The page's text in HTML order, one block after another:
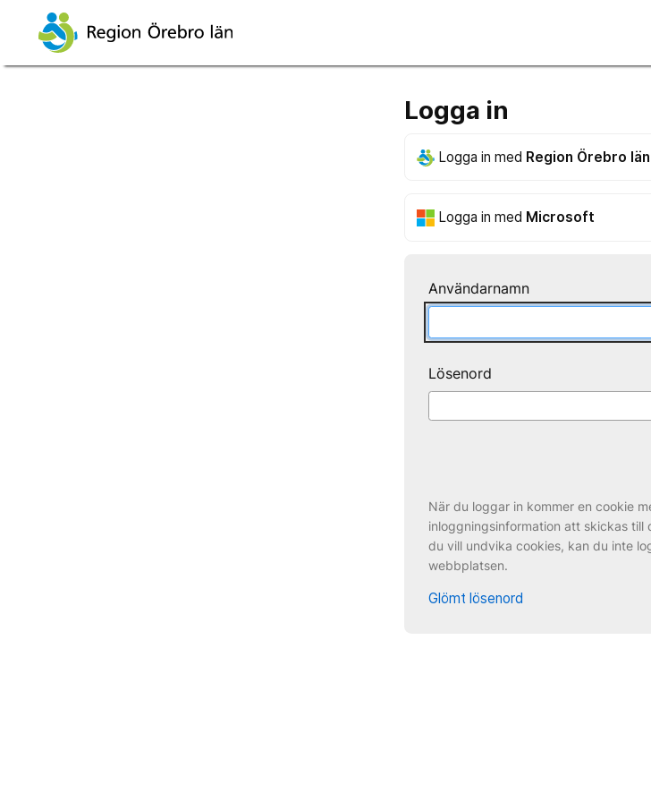
Logga in
Logga in med Region Örebro län
Logga in med Microsoft
Användarnamn
Lösenord
När du loggar in kommer en cookie
inloggningsinformation att skickas till
du vill undvika cookies, kan du inte
webbplatsen.
Glömt lösenord